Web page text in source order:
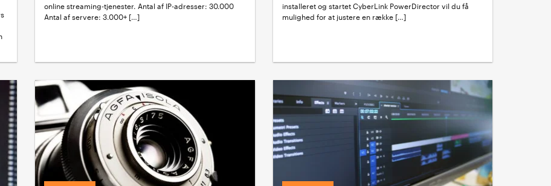
online streaming-tjenester. Antal af IP-adresser: 30.000
Antal af servere: 3.000+ […]
installeret og startet CyberLink PowerDirector vil du få
mulighed for at justere en række […]